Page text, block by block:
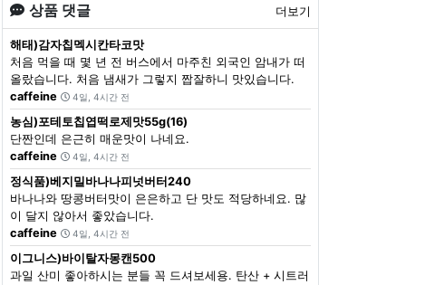
상품 댓글 더보기
해태)감자칩멕시칸타코맛
처음 먹을 때 몇 년 전 버스에서 마주친 외국인 암내가 떠
올랐습니다. 처음 냄새가 그렇지 짭잘하니 맛있습니다.
caffeine
4일, 4시간 전
농심)포테토칩엽떡로제맛55g(16)
단짠인데 은근히 매운맛이 나네요.
caffeine
4일, 4시간 전
정식품)베지밀바나나피넛버터240
바나나와 땅콩버터맛이 은은하고 단 맛도 적당하네요. 많
이 달지 않아서 좋았습니다.
caffeine
4일, 4시간 전
이그니스)바이탈자몽캔500
과일 산미 좋아하시는 분들 꼭 드셔보세용. 탄산 + 시트러